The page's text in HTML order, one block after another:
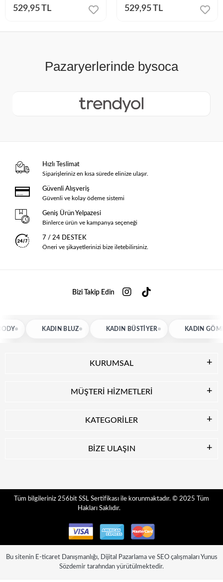
529,95 TL 529,95 TL
Hızlı Teslimat
Siparişleriniz en kısa sürede elinize ulaşır.
Güvenli Alışveriş
Güvenli ve kolay ödeme sistemi
Geniş Ürün Yelpazesi
Binlerce ürün ve kampanya seçeneği
7 / 24 DESTEK
Öneri ve şikayetlerinizi bize iletebilirsiniz.
Bizi Takip Edin
KADIN BLUZ KADIN BÜSTIYER KADIN GÖMLEK
KURUMSAL
MÜŞTERİ HİZMETLERİ
KATEGORİLER
BİZE ULAŞIN
Tüm bilgileriniz 256bit SSL Sertifikası ile korunmaktadır. © 2025
Tüm
Hakları Saklıdır.
Bu sitenin E-ticaret Danışmanlığı, Dijital Pazarlamave SEOçalışmaları Yunus
Sözdemir tarafından yürütülmektedir.